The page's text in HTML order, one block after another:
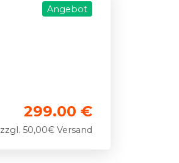
Angebot
299.00 €
zzgl. 50,00€ Versand